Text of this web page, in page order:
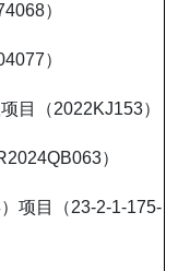
）
）
目（2022KJ153）
）
项目（23-2-1-175-